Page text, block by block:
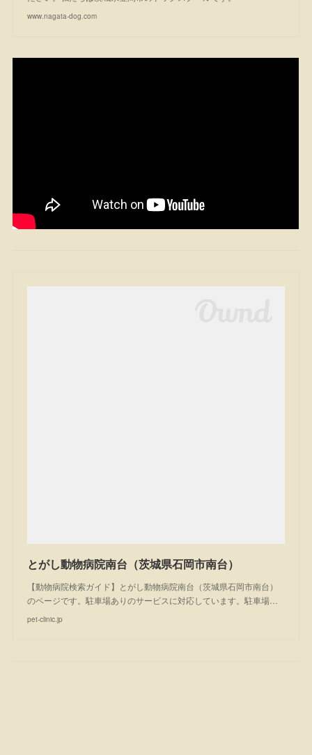
www.nagata-dog.com
とがし動物病院南台（茨城県石岡市南台）
【動物病院検索ガイド】とがし動物病院南台（茨城県石岡市南台）
のページです。駐車場ありのサービスに対応しています。駐車場…
pet-clinic.jp